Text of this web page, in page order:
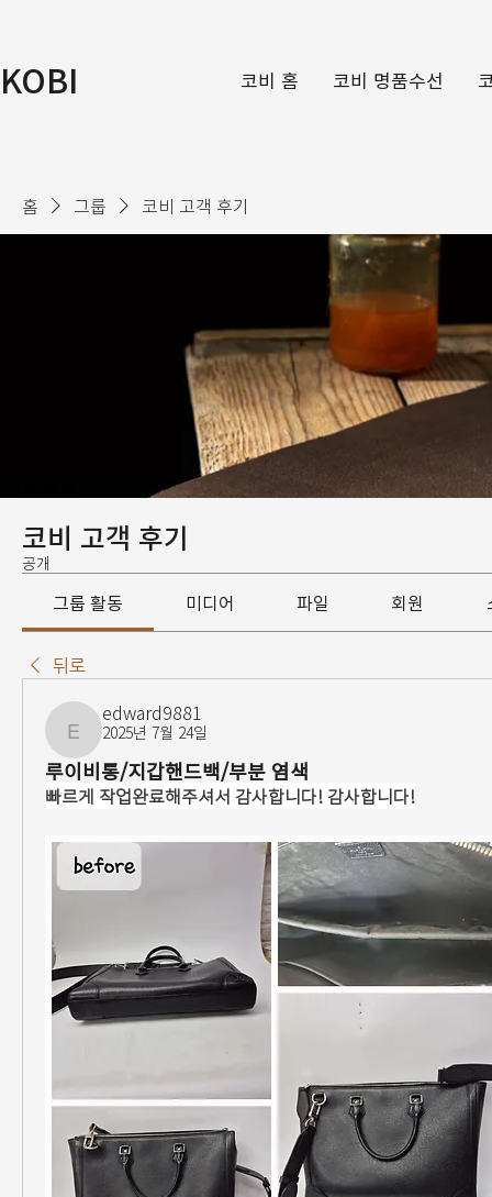
KOBI 코비 홈 코비 명품수선
홈 그룹 코비 고객 후기
코비 고객 후기
공개
그룹 활동 미디어 파일 회원
뒤로
edward9881
edward9881
2025년 7월 24일
루이비통/지갑핸드백/부분 염색
빠르게 작업완료해주셔서 감사합니다! 감사합니다!